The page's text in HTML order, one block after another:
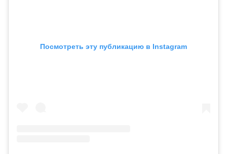
Посмотреть эту публикацию в Instagram